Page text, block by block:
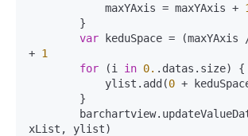
            maxYAxis = maxYAxis +
var keduSpace =
+ 1
for (i in 0. .datas.size) {
            ylist.add(
0 +
xList, ylist)